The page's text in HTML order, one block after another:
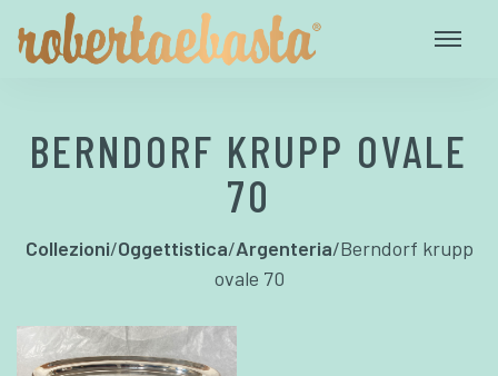
BERNDORF KRUPP OVALE
70
Collezioni/Oggettistica/Argenteria/Berndorf krupp
ovale 70